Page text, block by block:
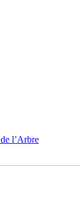
l’Arbre